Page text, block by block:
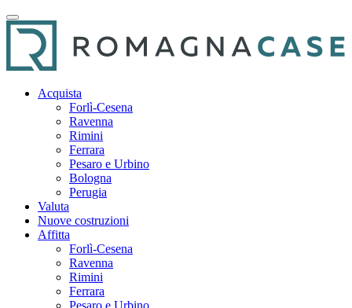
Acquista
Forlì-Cesena
Ravenna
Rimini
Ferrara
Pesaro e Urbino
Bologna
Perugia
Valuta
Nuove costruzioni
Affitta
Forlì-Cesena
Ravenna
Rimini
Ferrara
Pesaro e Urbino